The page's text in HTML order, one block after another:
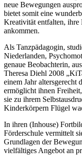
neue Bewegungen
bietet somit eine
Kreativität entfalten, ihre
ankommen.
Als Tanzpädagogin,
Niederlanden,
genaue Beobachterin,
Theresa Diehl 2008
einem Jahr altersgerecht
ermöglicht ihnen
sie zu ihrem
Kinderkörpern Flügel
In ihren (Inhouse)
Förderschule vermittelt
Grundlagen der
vielfältiges Angebot an